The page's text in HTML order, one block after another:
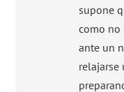
supone
como no
ante un
relajarse